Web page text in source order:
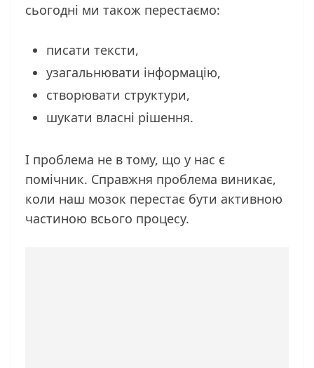
сьогодні ми також перестаємо:
писати тексти,
узагальнювати інформацію,
створювати структури,
шукати власні рішення.
І проблема не в тому, що у нас є
помічник. Справжня проблема виникає,
коли наш мозок перестає бути активною
частиною всього процесу.